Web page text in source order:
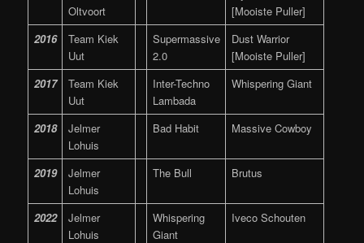
Oltvoort
[Mooiste Puller]
2016
Team Kiek
Uut
Supermassive
2.0
Dust Warrior
[Mooiste Puller]
2017
Team Kiek
Uut
Inter-Techno
Lambada
Whispering Giant
2018
Jelmer
Lohuis
Bad Habit Massive Cowboy
2019
Jelmer
Lohuis
The Bull Brutus
2022
Jelmer
Lohuis
Whispering
Giant
Iveco Schouten